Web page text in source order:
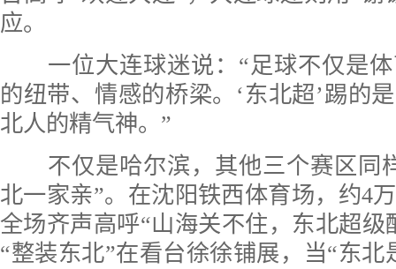
应。
一位大连球迷说：“足球不仅是
的纽带、情感的桥梁。‘东北超’踢的
北人的精气神。”
不仅是哈尔滨，其他三个赛区同
北一家亲”。在沈阳铁西体育场，约4
全场齐声高呼“山海关不住，东北超级
“整装东北”在看台徐徐铺展，当“东北